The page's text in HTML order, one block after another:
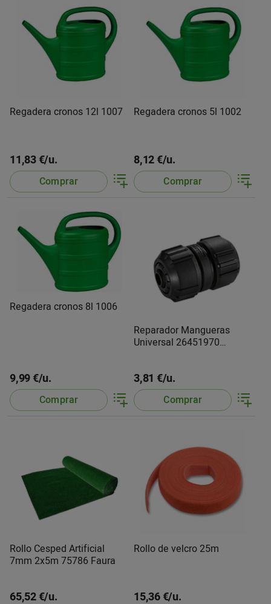
Regadera cronos 12l 1007
11,83 €/u.
Comprar
Regadera cronos 5l 1002
8,12 €/u.
Comprar
Regadera cronos 8l 1006
9,99 €/u.
Comprar
Reparador Mangueras
Universal 26451970
3,81 €/u.
Comprar
Rollo Cesped Artificial
7mm 2x5m 75786 Faura
65,52 €/u.
Rollo de velcro 25m
15,36 €/u.